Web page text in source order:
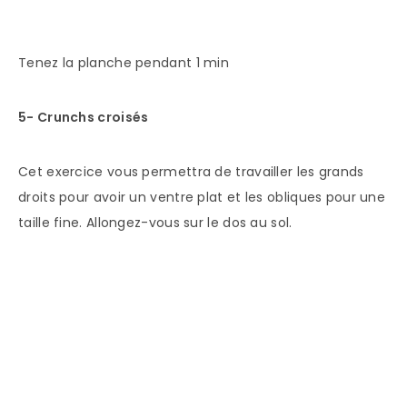
Tenez la planche pendant 1 min
5- Crunchs croisés
Cet exercice vous permettra de travailler les grands
droits pour avoir un ventre plat et les obliques pour une
taille fine. Allongez-vous sur le dos au sol.